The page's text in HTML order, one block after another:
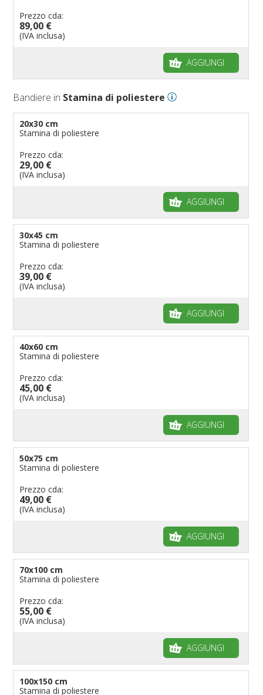
Prezzo cda:
89,00 €
(IVA inclusa)
AGGIUNGI
Bandiere in Stamina di poliestere
20x30 cm
Stamina di poliestere
Prezzo cda:
29,00 €
(IVA inclusa)
AGGIUNGI
30x45 cm
Stamina di poliestere
Prezzo cda:
39,00 €
(IVA inclusa)
AGGIUNGI
40x60 cm
Stamina di poliestere
Prezzo cda:
45,00 €
(IVA inclusa)
AGGIUNGI
50x75 cm
Stamina di poliestere
Prezzo cda:
49,00 €
(IVA inclusa)
AGGIUNGI
70x100 cm
Stamina di poliestere
Prezzo cda:
55,00 €
(IVA inclusa)
AGGIUNGI
100x150 cm
Stamina di poliestere